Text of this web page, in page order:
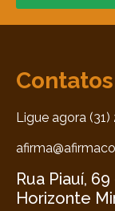
Contatos
Ligue agora
Rua Piauí,
Horizonte